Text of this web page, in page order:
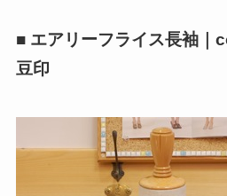
■ エアリーフライス長袖｜
豆印